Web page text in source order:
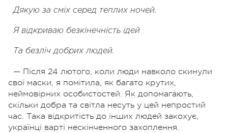
Дякую за сміх серед теплих ночей.
Я відкриваю безкінечність ідей
Та безліч добрих людей.
— Після 24 лютого, коли люди навколо скинули
свої маски, я помітила, як багато крутих,
неймовірних особистостей. Як допомагають,
скільки добра та світла несуть у цей непростий
час. Така відкритість до інших людей закохує,
українці варті нескінченного захоплення.